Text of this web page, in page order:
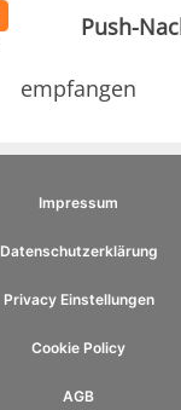
Push-
empfangen
Impressum
Datenschutzerklärung
Privacy Einstellungen
Cookie Policy
AGB